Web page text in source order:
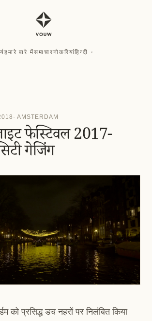
हमारे बारे मेंसमाचारनौकरियांहिन्दी ▾
·AMSTERDAM
फेस्टिवल 2017-
गेजिंग
को प्रसिद्ध डच नहरों पर निलंबित किया